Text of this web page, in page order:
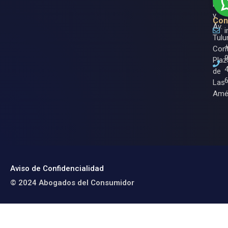
y
Av.
de
Las
Aviso de Confidencialidad
© 2024 Abogados del Consumidor